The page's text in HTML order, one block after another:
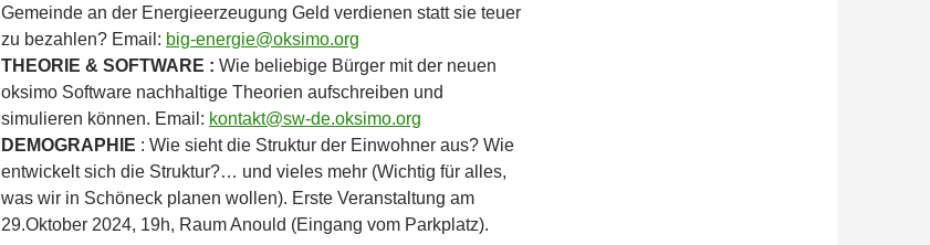
Gemeinde an der Energieerzeugung Geld verdienen statt sie teuer
zu bezahlen? Email: big-energie@oksimo.org
THEORIE & SOFTWARE : Wie beliebige Bürger mit der neuen
oksimo Software nachhaltige Theorien aufschreiben und
simulieren können. Email: kontakt@sw-de.oksimo.org
DEMOGRAPHIE : Wie sieht die Struktur der Einwohner aus? Wie
entwickelt sich die Struktur?… und vieles mehr (Wichtig für alles,
was wir in Schöneck planen wollen). Erste Veranstaltung am
29.Oktober 2024, 19h, Raum Anould (Eingang vom Parkplatz).